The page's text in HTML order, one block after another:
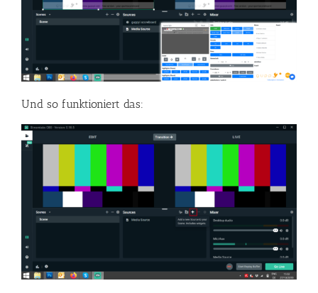
Und so funktioniert das: